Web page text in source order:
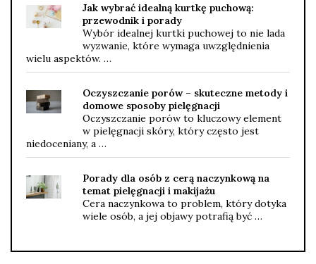
Jak wybrać idealną kurtkę puchową:
przewodnik i porady
Wybór idealnej kurtki puchowej to nie lada
wyzwanie, które wymaga uwzględnienia
wielu aspektów. …
Oczyszczanie porów – skuteczne metody i
domowe sposoby pielęgnacji
Oczyszczanie porów to kluczowy element
w pielęgnacji skóry, który często jest
niedoceniany, a …
Porady dla osób z cerą naczynkową na
temat pielęgnacji i makijażu
Cera naczynkowa to problem, który dotyka
wiele osób, a jej objawy potrafią być …